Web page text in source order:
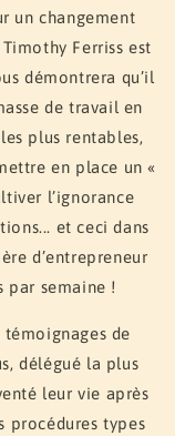
un changement
Ferriss est
démontrera qu’il
de travail en
plus rentables,
en place un «
l’ignorance
et ceci dans
d’entrepreneur
par semaine !
de
délégué la plus
leur vie après
procédures types